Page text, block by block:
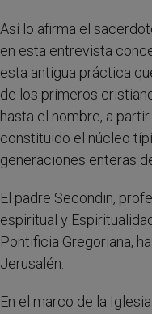
Así lo afirma el
en esta entrevista
esta antigua práctica
de los primeros
hasta el nombre, a
constituido el núcleo
generaciones enteras
El padre Secondin,
espiritual y
Pontificia Gregoriana,
Jerusalén.
En el marco de la